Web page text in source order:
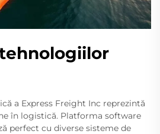
a Express Freight Inc reprezintă
în logistică. Platforma software
perfect cu diverse sisteme de